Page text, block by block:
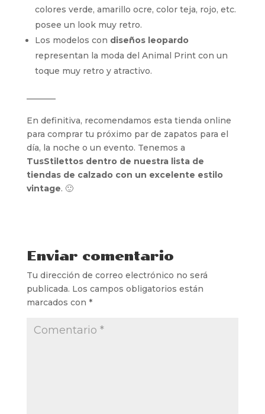
colores verde, amarillo ocre, color teja, rojo, etc.
posee un look muy retro.
Los modelos con diseños leopardo
representan la moda del Animal Print con un
toque muy retro y atractivo.
———–
En definitiva, recomendamos esta tienda online
para comprar tu próximo par de zapatos para el
día, la noche o un evento. Tenemos a
TusStilettos dentro de nuestra lista de
tiendas de calzado con un excelente estilo
vintage. 🙂
Enviar comentario
Tu dirección de correo electrónico no será
publicada. Los campos obligatorios están
marcados con *